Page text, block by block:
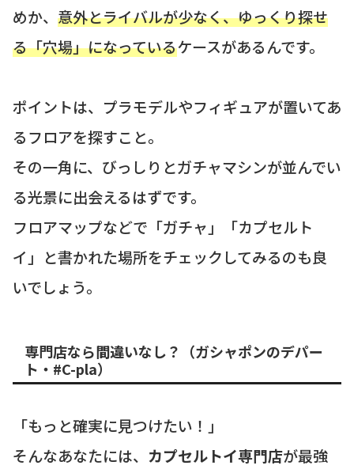
めか、 意外とライバルが少なく、ゆっくり探せ
る「穴場」になっているケースがあるんです。
ポイントは、プラモデルやフィギュアが置いてあ
るフロアを探すこと。
その一角に、びっしりとガチャマシンが並んでい
る光景に出会えるはずです。
フロアマップなどで「ガチャ」「カプセルト
イ」と書かれた場所をチェックしてみるのも良
いでしょう。
専門店なら間違いなし？（ガシャポンのデパー
ト・#C-pla）
「もっと確実に見つけたい！」
そんなあなたには、 カプセルトイ専門店が最強